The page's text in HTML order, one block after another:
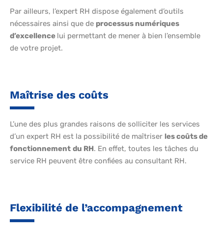
Par ailleurs, l’expert RH dispose également d’outils
nécessaires ainsi que de processus numériques
d’excellence lui permettant de mener à bien l’ensemble
de votre projet.
Maîtrise des coûts
L’une des plus grandes raisons de solliciter les services
d’un expert RH est la possibilité de maîtriser les coûts de
fonctionnement du RH. En effet, toutes les tâches du
service RH peuvent être confiées au consultant RH.
Flexibilité de l’accompagnement